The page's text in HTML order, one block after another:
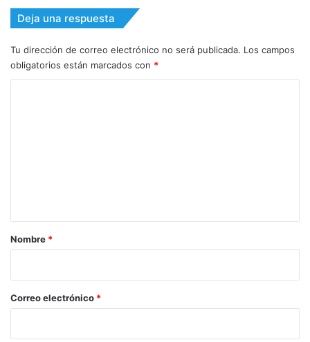
Deja una respuesta
Tu dirección de correo electrónico no será publicada. Los campos
obligatorios están marcados con *
r
*
Nombre *
Correo electrónico *